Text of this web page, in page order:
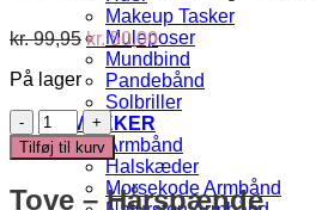
Makeup Tasker
Muleposer
Mundbind
Pandebånd
Solbriller
SMYKKER
Armbånd
Halskæder
Morsekode Armbånd
kr.99,95Den
oprindelige
pris
var:
kr. 99,95.
kr.50,00Den
aktuelle
pris
er:
På lager
Tove
-
Hårspænde
Tilføj til kurv
Tove – Hårspænde